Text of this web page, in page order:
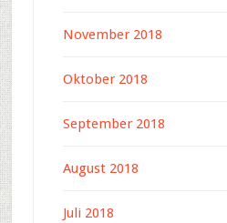
November 2018
Oktober 2018
September 2018
August 2018
Juli 2018